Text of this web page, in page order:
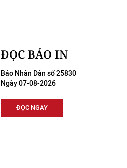
ĐỌC BÁO IN
Báo Nhân Dân số 25830
Ngày 07-08-2026
ĐỌC NGAY